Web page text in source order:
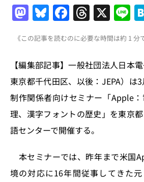
M
a
st
o
d
o
n
Bl
u
e
s
k
y
F
a
c
e
b
o
o
k
T
h
re
a
d
s
X Li
n
e
《この記事を読むのに必要な時間は約 1 分
【編集部記事】一般社団法人日本
東京都千代田区、以後：JEPA）は
制作関係者向けセミナー「Apple
理、漢字フォントの歴史」を東京
語センターで開催する。
本セミナーでは、昨年まで米国
境の対応に16年間従事してきた